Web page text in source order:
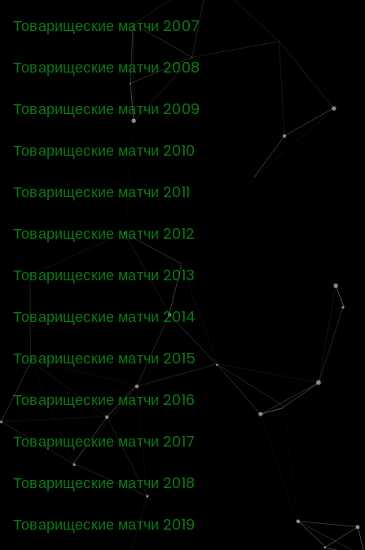
Товарищеские матчи 2007
Товарищеские матчи 2008
Товарищеские матчи 2009
Товарищеские матчи 2010
Товарищеские матчи 2011
Товарищеские матчи 2012
Товарищеские матчи 2013
Товарищеские матчи 2014
Товарищеские матчи 2015
Товарищеские матчи 2016
Товарищеские матчи 2017
Товарищеские матчи 2018
Товарищеские матчи 2019